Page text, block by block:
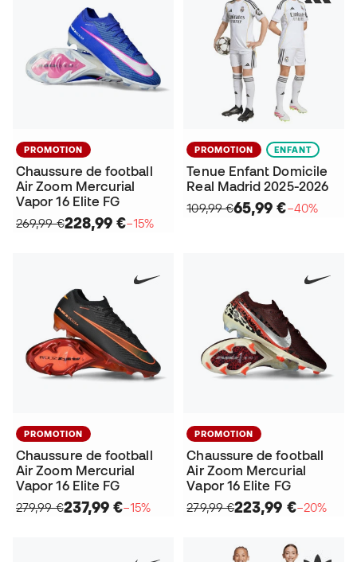
PROMOTION
Chaussure de football
Air Zoom Mercurial
Vapor 16 Elite FG
269,99 €228,99 €−15%
PROMOTION ENFANT
Tenue Enfant Domicile
Real Madrid 2025-2026
109,99 €65,99 €−40%
PROMOTION
Chaussure de football
Air Zoom Mercurial
Vapor 16 Elite FG
279,99 €237,99 €−15%
PROMOTION
Chaussure de football
Air Zoom Mercurial
Vapor 16 Elite FG
279,99 €223,99 €−20%